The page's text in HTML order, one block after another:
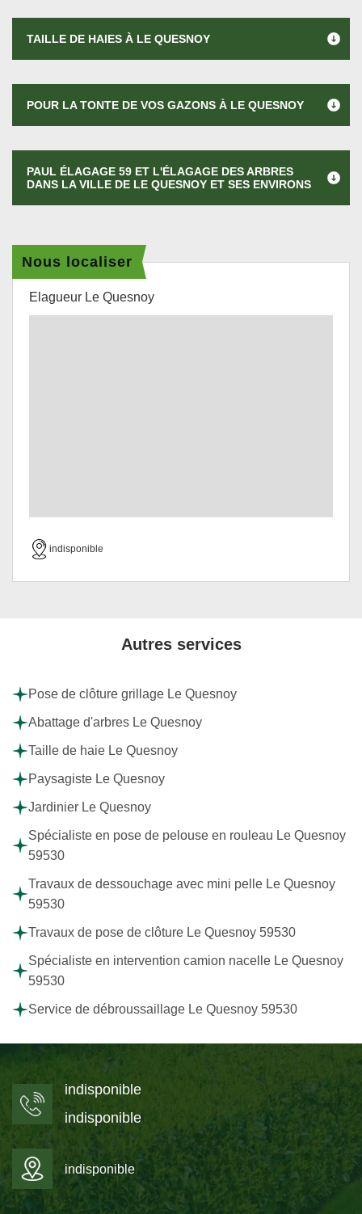
TAILLE DE HAIES À LE QUESNOY
POUR LA TONTE DE VOS GAZONS À LE QUESNOY
PAUL ÉLAGAGE 59 ET L'ÉLAGAGE DES ARBRES
DANS LA VILLE DE LE QUESNOY ET SES ENVIRONS
Nous localiser
Elagueur Le Quesnoy
indisponible
Autres services
Pose de clôture grillage Le Quesnoy
Abattage d'arbres Le Quesnoy
Taille de haie Le Quesnoy
Paysagiste Le Quesnoy
Jardinier Le Quesnoy
Spécialiste en pose de pelouse en rouleau Le Quesnoy
59530
Travaux de dessouchage avec mini pelle Le Quesnoy
59530
Travaux de pose de clôture Le Quesnoy 59530
Spécialiste en intervention camion nacelle Le Quesnoy
59530
Service de débroussaillage Le Quesnoy 59530
indisponible
indisponible
indisponible